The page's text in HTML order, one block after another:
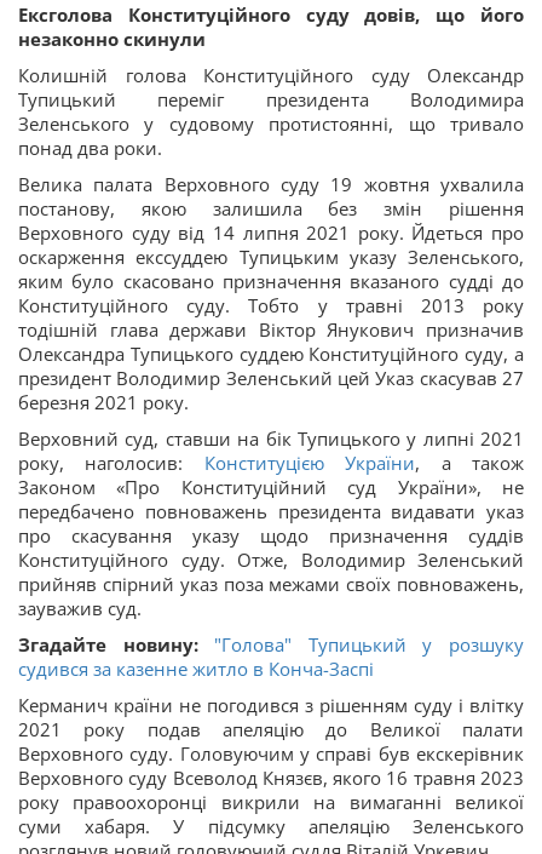
Ексголова Конституційного суду довів, що його
незаконно скинули
Колишній голова Конституційного суду Олександр
Тупицький переміг президента Володимира
Зеленського у судовому протистоянні, що тривало
понад два роки.
Велика палата Верховного суду 19 жовтня ухвалила
постанову, якою залишила без змін рішення
Верховного суду від 14 липня 2021 року. Йдеться про
оскарження екссуддею Тупицьким указу Зеленського,
яким було скасовано призначення вказаного судді до
Конституційного суду. Тобто у травні 2013 року
тодішній глава держави Віктор Янукович призначив
Олександра Тупицького суддею Конституційного суду, а
президент Володимир Зеленський цей Указ скасував 27
березня 2021 року.
Верховний суд, ставши на бік Тупицького у липні 2021
року, наголосив: Конституцією України, а також
Законом «Про Конституційний суд України», не
передбачено повноважень президента видавати указ
про скасування указу щодо призначення суддів
Конституційного суду. Отже, Володимир Зеленський
прийняв спірний указ поза межами своїх повноважень,
зауважив суд.
Згадайте новину:
"Голова" Тупицький у розшуку
судився за казенне житло в Конча-Заспі
Керманич країни не погодився з рішенням суду і влітку
2021 року подав апеляцію до Великої палати
Верховного суду. Головуючим у справі був екскерівник
Верховного суду Всеволод Князєв, якого 16 травня 2023
року правоохоронці викрили на вимаганні великої
суми хабаря. У підсумку апеляцію Зеленського